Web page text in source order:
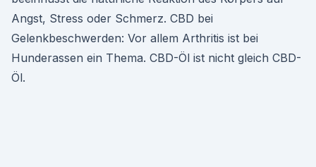
Angst, Stress oder Schmerz. CBD bei
Gelenkbeschwerden: Vor allem Arthritis ist bei
Hunderassen ein Thema. CBD-Öl ist nicht gleich CBD-
Öl.